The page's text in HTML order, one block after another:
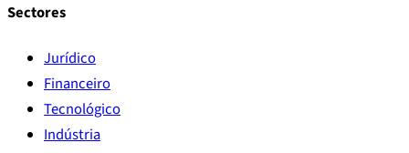
Sectores
Jurídico
Financeiro
Tecnológico
Indústria